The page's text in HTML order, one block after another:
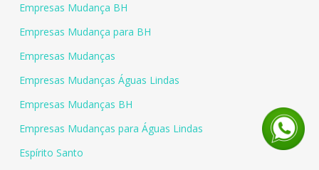
Empresas Mudança BH
Empresas Mudança para BH
Empresas Mudanças
Empresas Mudanças Águas Lindas
Empresas Mudanças BH
Empresas Mudanças para Águas Lindas
Espírito Santo